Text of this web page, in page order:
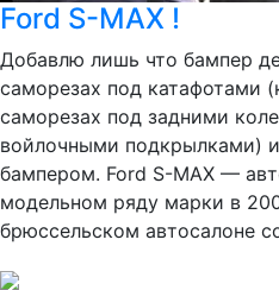
Ford S-MAX !
Добавлю лишь что бампер
саморезах под катафотами
саморезах под задними
войлочными подкрылками)
бампером. Ford S-MAX —
модельном ряду марки в
брюссельском автосалоне